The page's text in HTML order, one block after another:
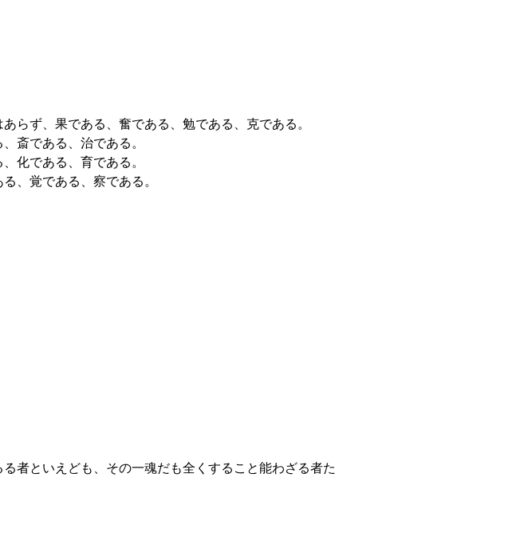
らず、果である、奮である、勉である、克である。
斎である、治である。
化である、育である。
、覚である、察である。
者といえども、その一魂だも全くすること能わざる者た